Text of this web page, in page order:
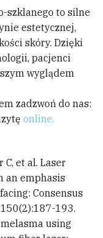
szklanego to silne
estetycznej,
skóry. Dzięki
pacjenci
wyglądem
zadzwoń do nas:
online.
C, et al. Laser
an emphasis
Consensus
193.
using